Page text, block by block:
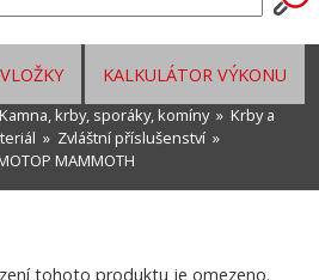
KALKULÁTOR VÝKONU
Kamna, krby, sporáky, komíny» Krby a
» Zvláštní příslušenství »
MAMMOTH
tohoto produktu je omezeno.